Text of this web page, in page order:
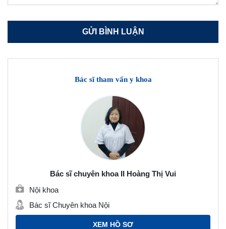
Bác sĩ tham vấn y khoa
Bác sĩ chuyên khoa II Hoàng Thị Vui
Nội khoa
Bác sĩ Chuyên khoa Nội
XEM HỒ SƠ